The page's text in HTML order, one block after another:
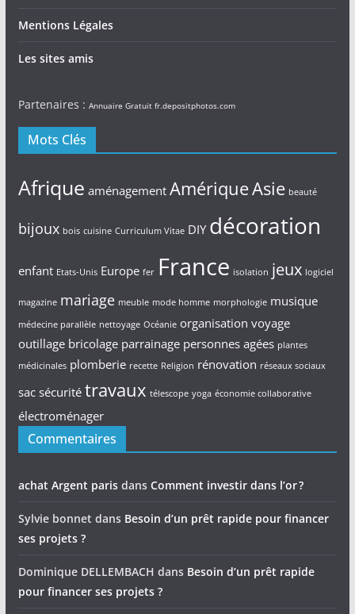
Mentions Légales
Les sites amis
Partenaires : Annuaire Gratuit fr.depositphotos.com
Mots Clés
Afrique aménagement AmériqueAsie beauté
bijoux bois cuisine Curriculum Vitae DIY décoration
enfant Etats-Unis Europe fer France isolation jeux logiciel
magazine mariage meuble mode homme morphologie musique
médecine parallèle nettoyage Océanie organisation voyage
outillage bricolage parrainage personnes agées plantes
médicinales plomberie recette Religion rénovation réseaux sociaux
sac sécurité travaux télescope yoga économie collaborative
électroménager
Commentaires
achat Argent parisdans Comment investir dans l’or ?
Sylvie bonnet dans Besoin d’un prêt rapide pour financer
ses projets ?
Dominique DELLEMBACH dans Besoin d’un prêt rapide
pour financer ses projets ?